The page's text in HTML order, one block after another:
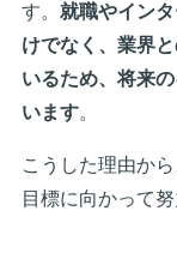
す。 就職やイン
けでなく、業界
いるため、将来
います。
こうした理由か
目標に向かって